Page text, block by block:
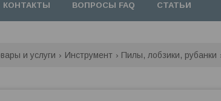
КОНТАКТЫ ВОПРОСЫ FAQ СТАТЬИ
и услуги Инструмент Пилы, лобзики, рубанки